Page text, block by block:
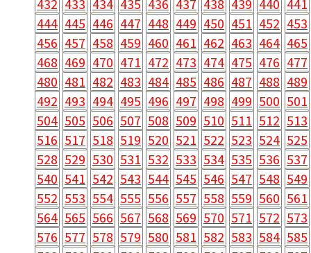
432 433 434 435 436 437 438 439 440 441
444 445 446 447 448 449 450 451 452 453
456 457 458 459 460 461 462 463 464 465
468 469 470 471 472 473 474 475 476 477
480 481 482 483 484 485 486 487 488 489
492 493 494 495 496 497 498 499 500 501
504 505 506 507 508 509 510 511 512 513
516 517 518 519 520 521 522 523 524 525
528 529 530 531 532 533 534 535 536 537
540 541 542 543 544 545 546 547 548 549
552 553 554 555 556 557 558 559 560 561
564 565 566 567 568 569 570 571 572 573
576 577 578 579 580 581 582 583 584 585